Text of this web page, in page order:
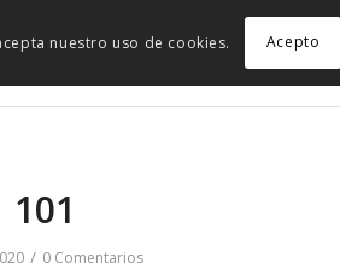
101
/ 0 Comentarios
nuestro uso de cookies. Acepto